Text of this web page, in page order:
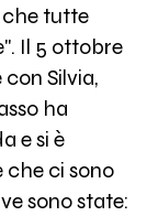
tutte
Il 5 ottobre
Silvia,
ha
e si è
che ci sono
sono state: